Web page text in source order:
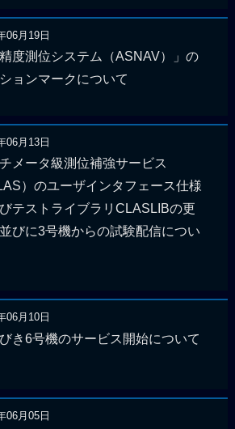
06月19日
精度測位システム（ASNAV）」の
ョンマークについて
06月13日
メータ級測位補強サービス
）のユーザインタフェース仕様
テストライブラリCLASLIBの更
びに3号機からの試験配信につい
06月10日
き6号機のサービス開始について
06月05日